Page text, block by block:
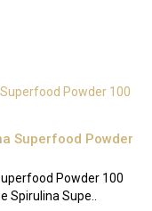
Superfood Powder
Powder 100
Spirulina Supe..